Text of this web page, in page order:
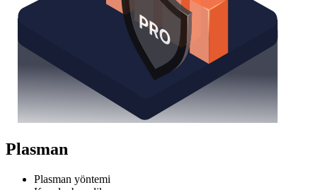
Plasman
Plasman yöntemi